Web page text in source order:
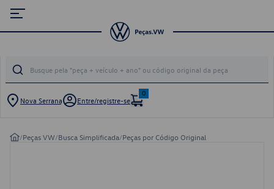
Nova Serrana Entre/registre-se
0
/Peças VW/Busca Simplificada/Peças por Código Original